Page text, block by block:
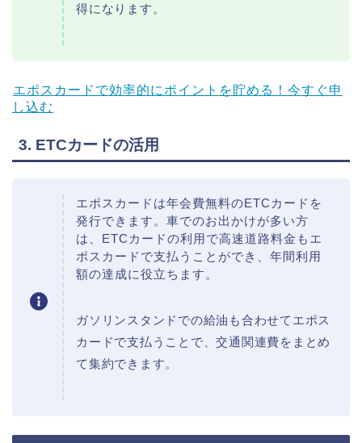
得になります。
エポスカードで効率的にポイントを貯める！今すぐ申
し込む
3. ETCカードの活用
エポスカードは年会費無料のETCカードを
発行できます。車でのお出かけが多い方
は、ETCカードの利用で高速道路料金もエ
ポスカードで支払うことができ、年間利用
額の達成に役立ちます。
ガソリンスタンドでの給油も合わせてエポス
カードで支払うことで、交通関連費をまとめ
て集約できます。